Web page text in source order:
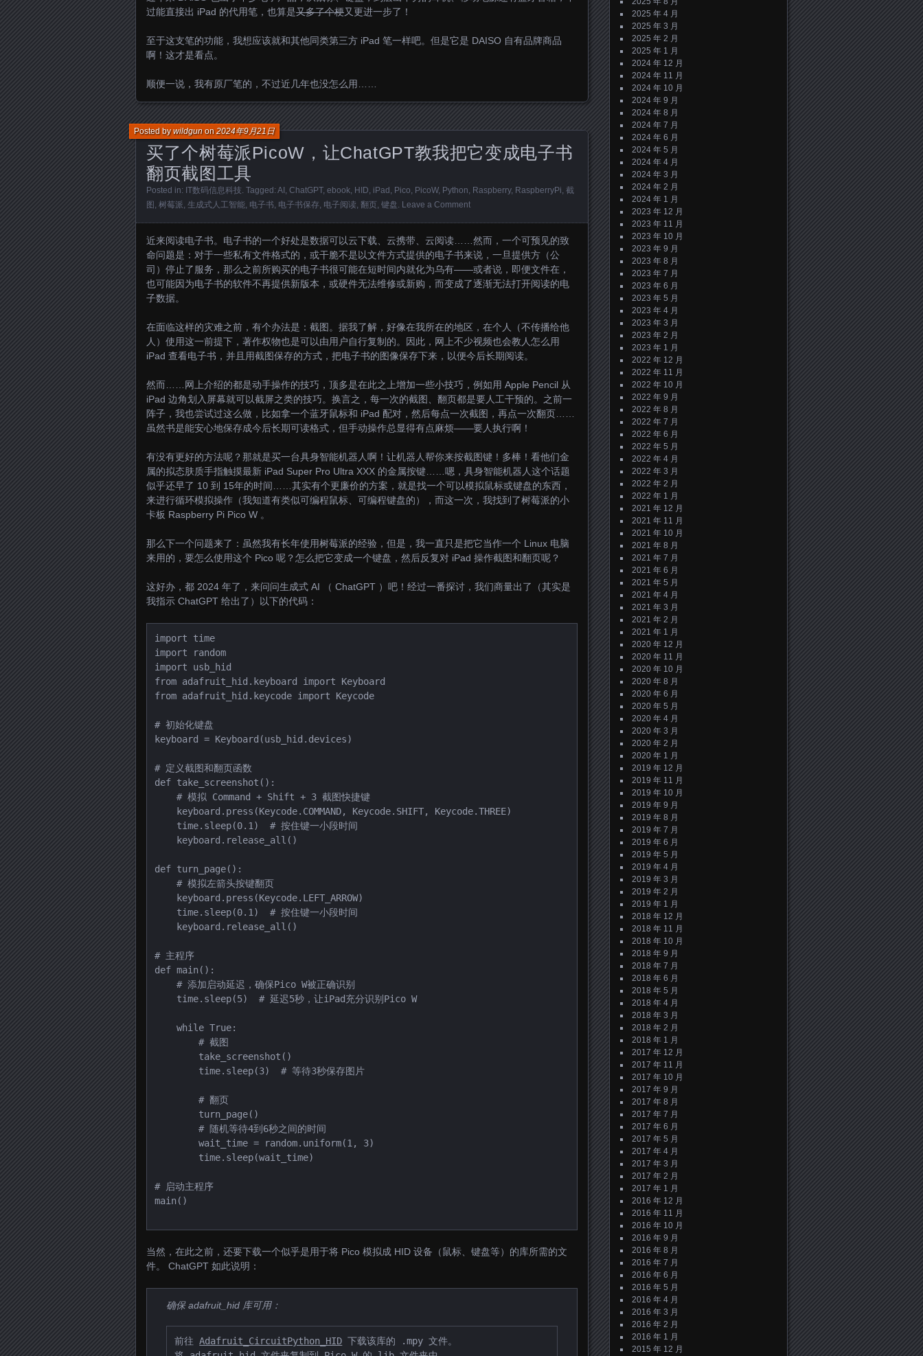
过能直接出 iPad 的代用笔，也算是又多了个梗又更进一步了！
至于这支笔的功能，我想应该就和其他同类第三方 iPad 笔一样吧。但是它是 DAISO 自有品牌商品
啊！这才是看点。
顺便一说，我有原厂笔的，不过近几年也没怎么用……
买了个树莓派PicoW，让ChatGPT教我把它变成电子书
翻页截图工具
Posted bywildgunon2024年9月21日
Posted in: IT数码信息科技 . Tagged: AI ChatGPT, ebook HID iPad Pico PicoW, Python Raspberry, RaspberryPi 截
图 树莓派 生成式人工智能 电子书 电子书保存 电子阅读 翻页 键盘 Leave a Comment
近来阅读电子书。电子书的一个好处是数据可以云下载、云携带、云阅读……然而，一个可预见的致
命问题是：对于一些私有文件格式的，或干脆不是以文件方式提供的电子书来说，一旦提供方（公
司）停止了服务，那么之前所购买的电子书很可能在短时间内就化为乌有——或者说，即便文件在，
也可能因为电子书的软件不再提供新版本，或硬件无法维修或新购，而变成了逐渐无法打开阅读的电
子数据。
在面临这样的灾难之前，有个办法是：截图。据我了解，好像在我所在的地区，在个人（不传播给他
人）使用这一前提下，著作权物也是可以由用户自行复制的。因此，网上不少视频也会教人怎么用
iPad 查看电子书，并且用截图保存的方式，把电子书的图像保存下来，以便今后长期阅读。
然而……网上介绍的都是动手操作的技巧，顶多是在此之上增加一些小技巧，例如用 Apple Pencil 从
iPad 边角划入屏幕就可以截屏之类的技巧。换言之，每一次的截图、翻页都是要人工干预的。之前一
阵子，我也尝试过这么做，比如拿一个蓝牙鼠标和 iPad 配对，然后每点一次截图，再点一次翻页……
虽然书是能安心地保存成今后长期可读格式，但手动操作总显得有点麻烦——要人执行啊！
有没有更好的方法呢？那就是买一台具身智能机器人啊！让机器人帮你来按截图键！多棒！看他们金
属的拟态肤质手指触摸最新 iPad Super Pro Ultra XXX 的金属按键……嗯，具身智能机器人这个话题
似乎还早了 10 到 15年的时间……其实有个更廉价的方案，就是找一个可以模拟鼠标或键盘的东西，
来进行循环模拟操作（我知道有类似可编程鼠标、可编程键盘的），而这一次，我找到了树莓派的小
卡板 Raspberry Pi Pico W 。
那么下一个问题来了：虽然我有长年使用树莓派的经验，但是，我一直只是把它当作一个 Linux 电脑
来用的，要怎么使用这个 Pico 呢？怎么把它变成一个键盘，然后反复对 iPad 操作截图和翻页呢？
这好办，都 2024 年了，来问问生成式 AI （ ChatGPT ）吧！经过一番探讨，我们商量出了（其实是
我指示 ChatGPT 给出了）以下的代码：
import time
import random
import usb_hid
from adafruit_hid.keyboard import Keyboard
from adafruit_hid.keycode import Keycode
# 初始化键盘
keyboard = Keyboard(usb_hid.devices)
# 定义截图和翻页函数
def take_screenshot():
def turn_page():
# 主程序
def main():
# 启动主程序
main()
当然，在此之前，还要下载一个似乎是用于将 Pico 模拟成 HID 设备（鼠标、键盘等）的库所需的文
件。 ChatGPT 如此说明：
确保 adafruit_hid 库可用：
前往 Adafruit_CircuitPython_HID 下载该库的 .mpy 文件。
2025 年 4 月
2025 年 3 月
2025 年 2 月
2025 年 1 月
2024 年 12 月
2024 年 11 月
2024 年 10 月
2024 年 9 月
2024 年 8 月
2024 年 7 月
2024 年 6 月
2024 年 5 月
2024 年 4 月
2024 年 3 月
2024 年 2 月
2024 年 1 月
2023 年 12 月
2023 年 11 月
2023 年 10 月
2023 年 9 月
2023 年 8 月
2023 年 7 月
2023 年 6 月
2023 年 5 月
2023 年 4 月
2023 年 3 月
2023 年 2 月
2023 年 1 月
2022 年 12 月
2022 年 11 月
2022 年 10 月
2022 年 9 月
2022 年 8 月
2022 年 7 月
2022 年 6 月
2022 年 5 月
2022 年 4 月
2022 年 3 月
2022 年 2 月
2022 年 1 月
2021 年 12 月
2021 年 11 月
2021 年 10 月
2021 年 8 月
2021 年 7 月
2021 年 6 月
2021 年 5 月
2021 年 4 月
2021 年 3 月
2021 年 2 月
2021 年 1 月
2020 年 12 月
2020 年 11 月
2020 年 10 月
2020 年 8 月
2020 年 6 月
2020 年 5 月
2020 年 4 月
2020 年 3 月
2020 年 2 月
2020 年 1 月
2019 年 12 月
2019 年 11 月
2019 年 10 月
2019 年 9 月
2019 年 8 月
2019 年 7 月
2019 年 6 月
2019 年 5 月
2019 年 4 月
2019 年 3 月
2019 年 2 月
2019 年 1 月
2018 年 12 月
2018 年 11 月
2018 年 10 月
2018 年 9 月
2018 年 7 月
2018 年 6 月
2018 年 5 月
2018 年 4 月
2018 年 3 月
2018 年 2 月
2018 年 1 月
2017 年 12 月
2017 年 11 月
2017 年 10 月
2017 年 9 月
2017 年 8 月
2017 年 7 月
2017 年 6 月
2017 年 5 月
2017 年 4 月
2017 年 3 月
2017 年 2 月
2017 年 1 月
2016 年 12 月
2016 年 11 月
2016 年 10 月
2016 年 9 月
2016 年 8 月
2016 年 7 月
2016 年 6 月
2016 年 5 月
2016 年 4 月
2016 年 3 月
2016 年 2 月
2016 年 1 月
2015 年 12 月